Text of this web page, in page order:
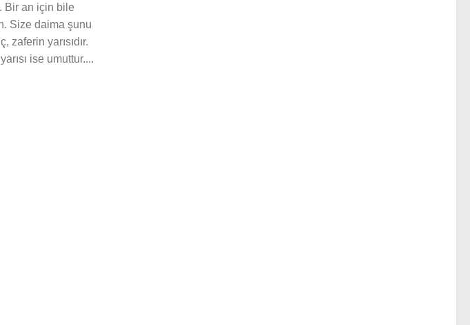
Bir an için bile
Size daima şunu
zaferin yarısıdır.
ise umuttur....